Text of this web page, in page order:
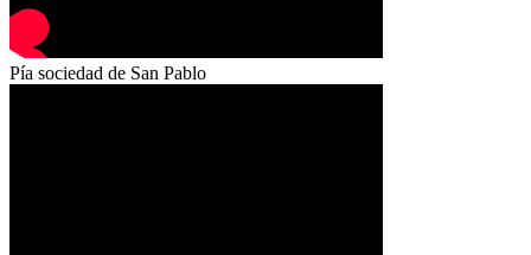
Pía sociedad de San Pablo